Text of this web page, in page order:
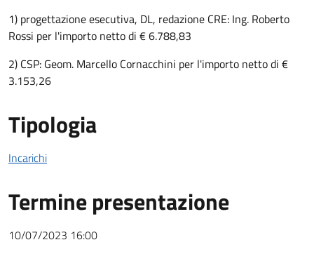
1) progettazione esecutiva, DL, redazione CRE: Ing. Roberto
Rossi per l'importo netto di € 6.788,83
2) CSP: Geom. Marcello Cornacchini per l'importo netto di €
3.153,26
Tipologia
Incarichi
Termine presentazione
10/07/2023 16:00